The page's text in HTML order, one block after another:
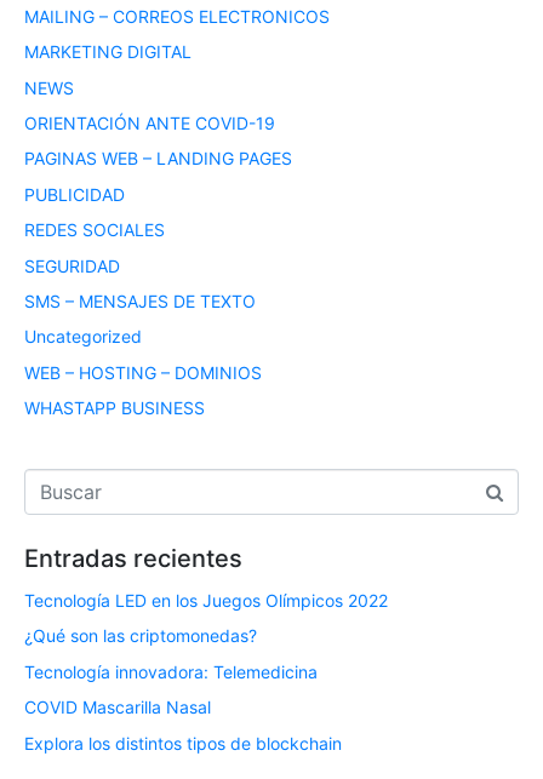
MAILING – CORREOS ELECTRONICOS
MARKETING DIGITAL
NEWS
ORIENTACIÓN ANTE COVID-19
PAGINAS WEB – LANDING PAGES
PUBLICIDAD
REDES SOCIALES
SEGURIDAD
SMS – MENSAJES DE TEXTO
Uncategorized
WEB – HOSTING – DOMINIOS
WHASTAPP BUSINESS
Entradas recientes
Tecnología LED en los Juegos Olímpicos 2022
¿Qué son las criptomonedas?
Tecnología innovadora: Telemedicina
COVID Mascarilla Nasal
Explora los distintos tipos de blockchain